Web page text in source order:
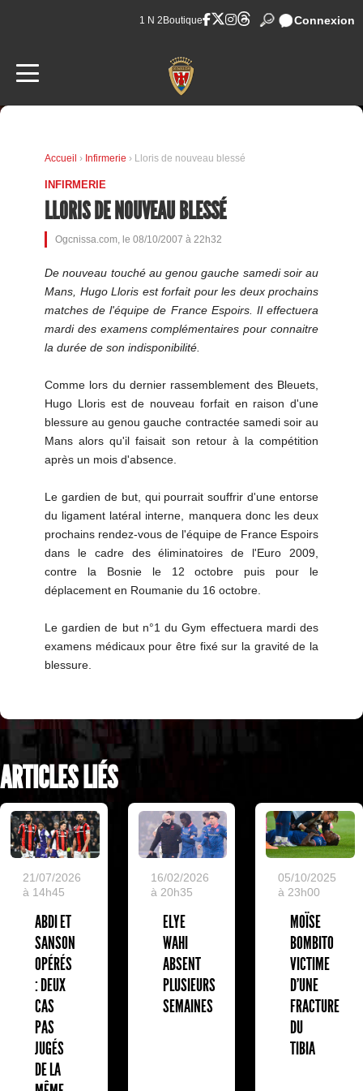
1 N 2 Boutique Connexion
Accueil › Infirmerie › Lloris de nouveau blessé
INFIRMERIE
LLORIS DE NOUVEAU BLESSÉ
Ogcnissa.com, le 08/10/2007 à 22h32
De nouveau touché au genou gauche samedi soir au
Mans, Hugo Lloris est forfait pour les deux prochains
matches de l'équipe de France Espoirs. Il effectuera
mardi des examens complémentaires pour connaitre
la durée de son indisponibilité.
Comme lors du dernier rassemblement des Bleuets,
Hugo Lloris est de nouveau forfait en raison d'une
blessure au genou gauche contractée samedi soir au
Mans alors qu'il faisait son retour à la compétition
après un mois d'absence.
Le gardien de but, qui pourrait souffrir d'une entorse
du ligament latéral interne, manquera donc les deux
prochains rendez-vous de l'équipe de France Espoirs
dans le cadre des éliminatoires de l'Euro 2009,
contre la Bosnie le 12 octobre puis pour le
déplacement en Roumanie du 16 octobre.
Le gardien de but n°1 du Gym effectuera mardi des
examens médicaux pour être fixé sur la gravité de la
blessure.
ARTICLES LIÉS
21/07/2026
à 14h45
ABDI ET
SANSON
OPÉRÉS
: DEUX
CAS
PAS
JUGÉS
DE LA
16/02/2026
à 20h35
ELYE
WAHI
ABSENT
PLUSIEURS
SEMAINES
05/10/2025
à 23h00
MOÏSE
BOMBITO
VICTIME
D'UNE
FRACTURE
DU
TIBIA